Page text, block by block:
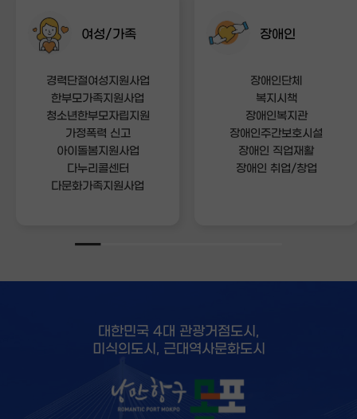
여성/가족
경력단절여성지원사업
한부모가족지원사업
청소년한부모자립지원
가정폭력 신고
아이돌봄지원사업
다누리콜센터
다문화가족지원사업
장애인
장애인단체
복지시책
장애인복지관
장애인주간보호시설
장애인 직업재활
장애인 취업/창업
대한민국 4대 관광거점도시,
미식의도시, 근대역사문화도시